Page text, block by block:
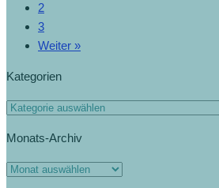
2
3
Weiter »
Kategorien
Monats-Archiv